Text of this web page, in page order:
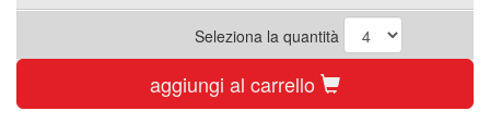
Seleziona la quantità
aggiungi al carrello